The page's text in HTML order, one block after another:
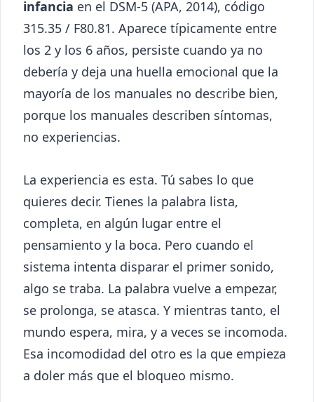
infancia en el DSM-5 (APA, 2014), código
315.35 / F80.81. Aparece típicamente entre
los 2 y los 6 años, persiste cuando ya no
debería y deja una huella emocional que la
mayoría de los manuales no describe bien,
porque los manuales describen síntomas,
no experiencias.
La experiencia es esta. Tú sabes lo que
quieres decir. Tienes la palabra lista,
completa, en algún lugar entre el
pensamiento y la boca. Pero cuando el
sistema intenta disparar el primer sonido,
algo se traba. La palabra vuelve a empezar,
se prolonga, se atasca. Y mientras tanto, el
mundo espera, mira, y a veces se incomoda.
Esa incomodidad del otro es la que empieza
a doler más que el bloqueo mismo.